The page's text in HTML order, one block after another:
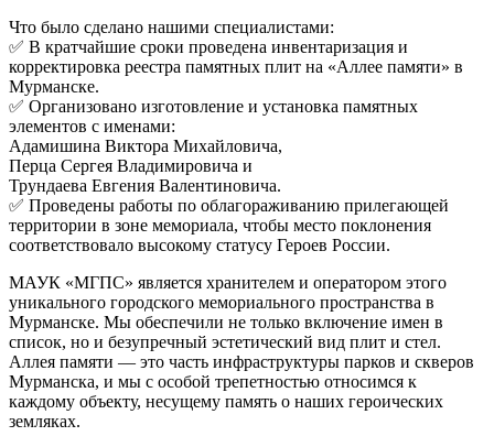
Что было сделано нашими специалистами:
✅ В кратчайшие сроки проведена инвентаризация и
корректировка реестра памятных плит на «Аллее памяти» в
Мурманске.
✅ Организовано изготовление и установка памятных
элементов с именами:
Адамишина Виктора Михайловича,
Перца Сергея Владимировича и
Трундаева Евгения Валентиновича.
✅ Проведены работы по облагораживанию прилегающей
территории в зоне мемориала, чтобы место поклонения
соответствовало высокому статусу Героев России.
МАУК «МГПС» является хранителем и оператором этого
уникального городского мемориального пространства в
Мурманске. Мы обеспечили не только включение имен в
список, но и безупречный эстетический вид плит и стел.
Аллея памяти — это часть инфраструктуры парков и скверов
Мурманска, и мы с особой трепетностью относимся к
каждому объекту, несущему память о наших героических
земляках.